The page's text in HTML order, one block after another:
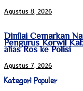
Agustus 8, 2026
Dinilai Cemarkan
Pengurus Korwil
alias Ros ke Polisi
Agustus 7, 2026
Kategori Populer